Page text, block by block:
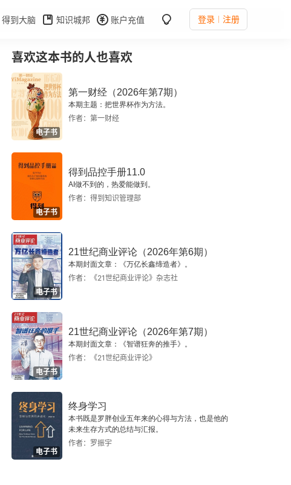
得到大脑 知识城邦 账户充值 登录 注册
喜欢这本书的人也喜欢
电子书
第一财经（2026年第7期）
本期主题：把世界杯作为方法。
作者：第一财经
电子书
得到品控手册11.0
AI做不到的，热爱能做到。
作者：得到知识管理部
电子书
21世纪商业评论（2026年第6期）
本期封面文章：《万亿长鑫缔造者》。
作者：《21世纪商业评论》杂志社
电子书
21世纪商业评论（2026年第7期）
本期封面文章：《智谱狂奔的推手》。
作者：《21世纪商业评论》
电子书
终身学习
本书既是罗胖创业五年来的心得与方法，也是他的
未来生存方式的总结与汇报。
作者：罗振宇